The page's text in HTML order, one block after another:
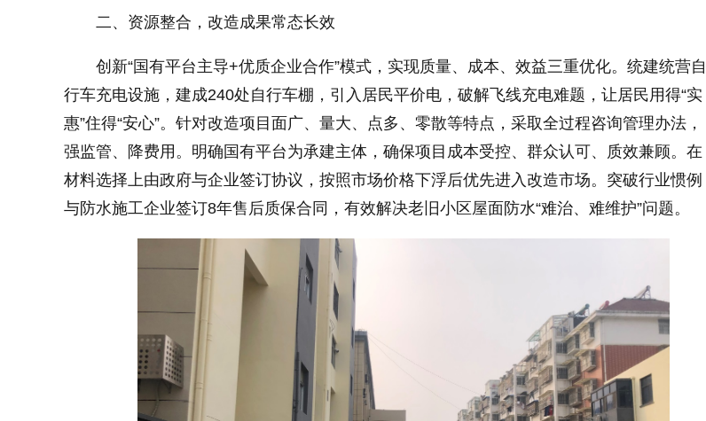
二、资源整合，改造成果常态长效
创新“国有平台主导+优质企业合作”模式，实现质量、成本、效益三重优化。统建统营自
行车充电设施，建成240处自行车棚，引入居民平价电，破解飞线充电难题，让居民用得“实
惠”住得“安心”。针对改造项目面广、量大、点多、零散等特点，采取全过程咨询管理办法，
强监管、降费用。明确国有平台为承建主体，确保项目成本受控、群众认可、质效兼顾。在
材料选择上由政府与企业签订协议，按照市场价格下浮后优先进入改造市场。突破行业惯例
与防水施工企业签订8年售后质保合同，有效解决老旧小区屋面防水“难治、难维护”问题。